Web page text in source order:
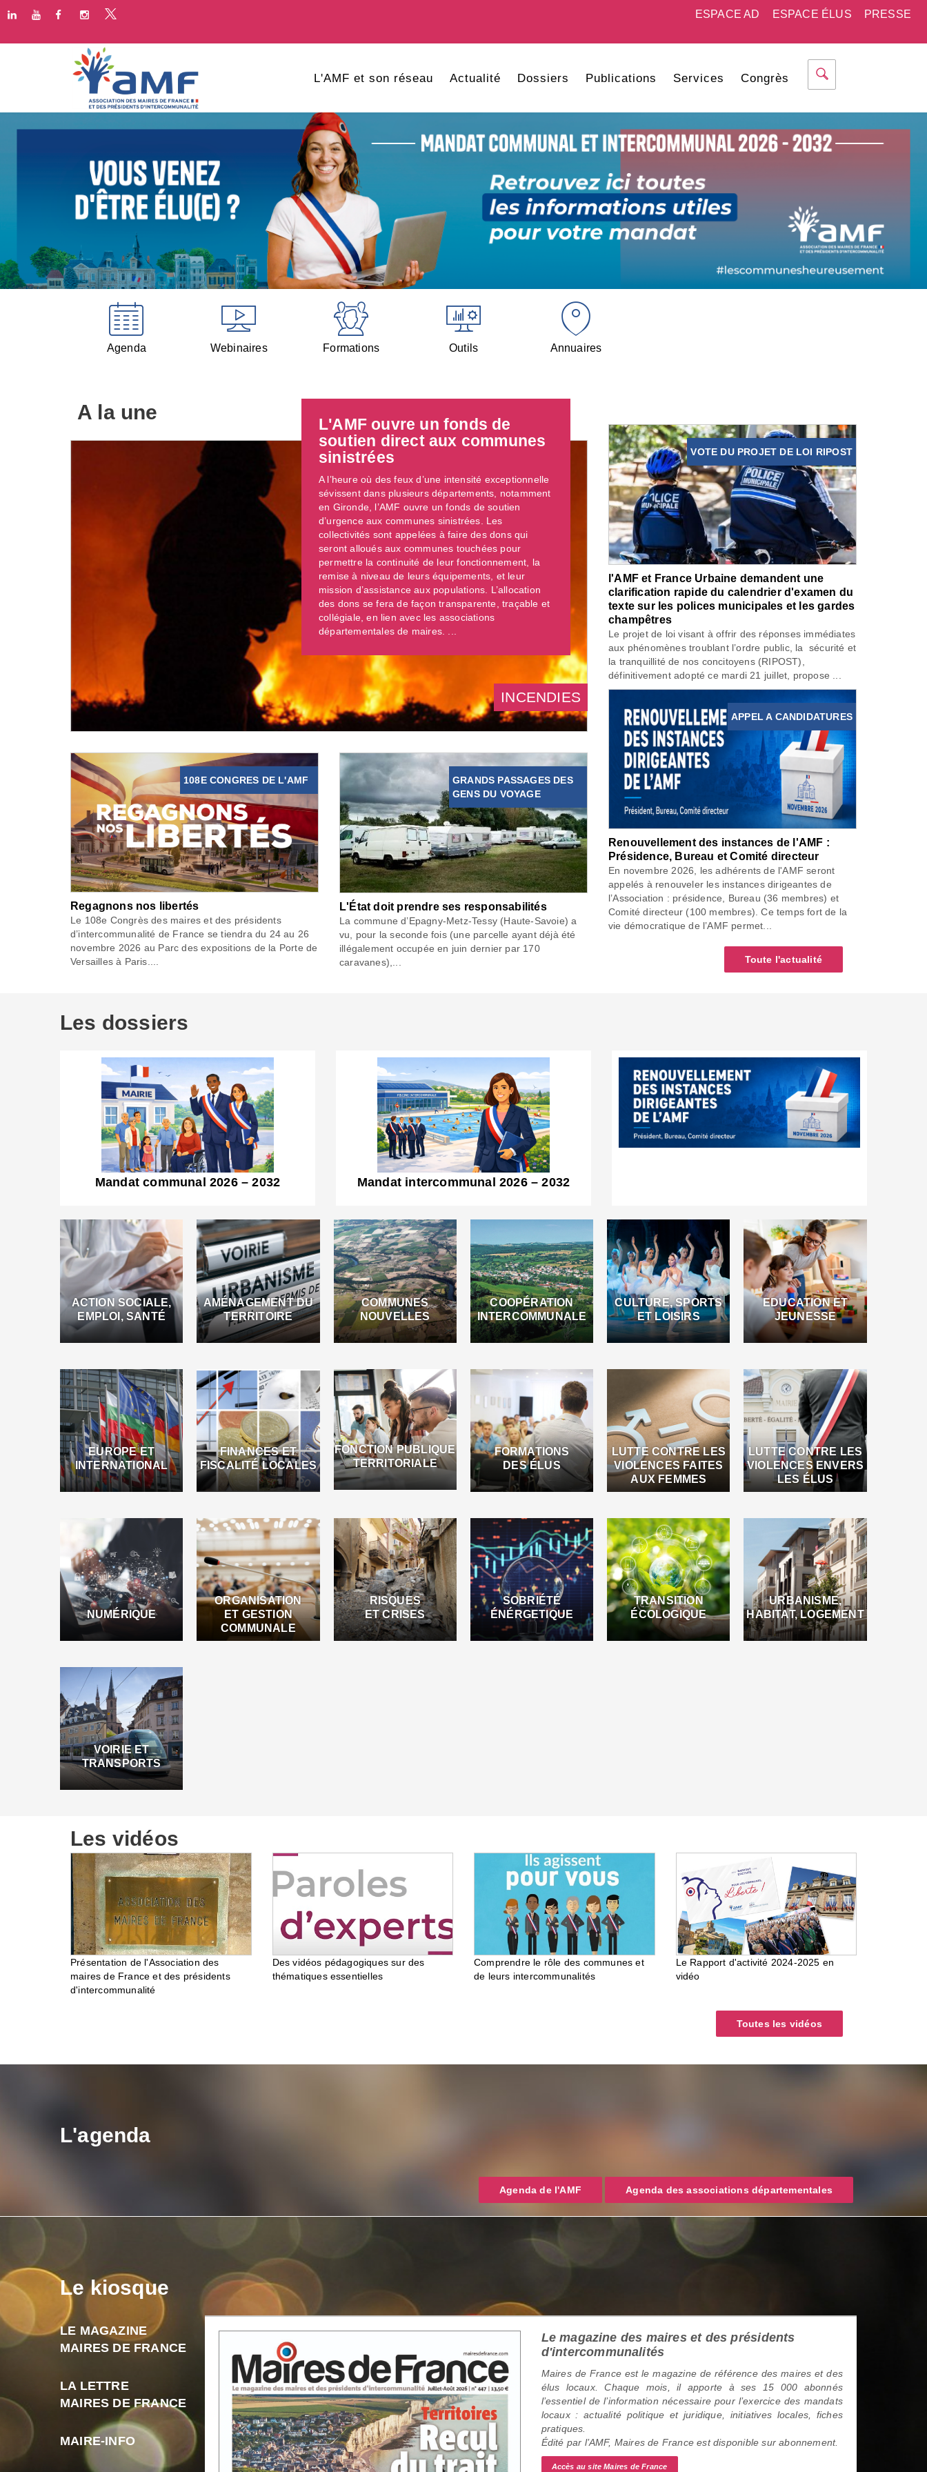
PRESSE
ESPACE ÉLUS
ESPACE AD
L'AMF et son réseau Actualité Dossiers Publications Services Congrès
Agenda Webinaires Formations Outils Annuaires
A la une
L'AMF ouvre un fonds de
soutien direct aux communes
sinistrées
A l’heure où des feux d’une intensité exceptionnelle
sévissent dans plusieurs départements, notamment
en Gironde, l’AMF ouvre un fonds de soutien
d’urgence aux communes sinistrées. Les
collectivités sont appelées à faire des dons qui
seront alloués aux communes touchées pour
permettre la continuité de leur fonctionnement, la
remise à niveau de leurs équipements, et leur
mission d’assistance aux populations. L’allocation
des dons se fera de façon transparente, traçable et
collégiale, en lien avec les associations
départementales de maires. ...
INCENDIES
108E CONGRES DE L'AMF
Regagnons nos libertés
Le 108e Congrès des maires et des présidents
d’intercommunalité de France se tiendra du 24 au 26
novembre 2026 au Parc des expositions de la Porte de
Versailles à Paris....
GRANDS PASSAGES DES
GENS DU VOYAGE
L'État doit prendre ses responsabilités
La commune d’Epagny-Metz-Tessy (Haute-Savoie) a
vu, pour la seconde fois (une parcelle ayant déjà été
illégalement occupée en juin dernier par 170
caravanes),...
VOTE DU PROJET DE LOI RIPOST
l'AMF et France Urbaine demandent une
clarification rapide du calendrier d'examen du
texte sur les polices municipales et les gardes
champêtres
Le projet de loi visant à offrir des réponses immédiates
aux phénomènes troublant l’ordre public, la sécurité et
la tranquillité de nos concitoyens (RIPOST),
définitivement adopté ce mardi 21 juillet, propose ...
APPEL A CANDIDATURES
Renouvellement des instances de l'AMF :
Présidence, Bureau et Comité directeur
En novembre 2026, les adhérents de l'AMF seront
appelés à renouveler les instances dirigeantes de
l’Association : présidence, Bureau (36 membres) et
Comité directeur (100 membres). Ce temps fort de la
vie démocratique de l’AMF permet...
Toute l'actualité
Les dossiers
Mandat communal 2026 – 2032 Mandat intercommunal 2026 – 2032
ACTION SOCIALE,
EMPLOI, SANTÉ
AMÉNAGEMENT DU
TERRITOIRE
COMMUNES
NOUVELLES
COOPÉRATION
INTERCOMMUNALE
CULTURE, SPORTS
ET LOISIRS
EDUCATION ET
JEUNESSE
EUROPE ET
INTERNATIONAL
FINANCES ET
FISCALITÉ LOCALES
FONCTION PUBLIQUE
TERRITORIALE
FORMATIONS
DES ÉLUS
LUTTE CONTRE LES
VIOLENCES FAITES
AUX FEMMES
LUTTE CONTRE LES
VIOLENCES ENVERS
LES ÉLUS
NUMÉRIQUE
ORGANISATION
ET GESTION
COMMUNALE
RISQUES
ET CRISES
SOBRIÉTÉ
ÉNÉRGETIQUE
TRANSITION
ÉCOLOGIQUE
URBANISME,
HABITAT, LOGEMENT
VOIRIE ET
TRANSPORTS
Les vidéos
Présentation de l'Association des
maires de France et des présidents
d'intercommunalité
Des vidéos pédagogiques sur des
thématiques essentielles
Comprendre le rôle des communes et
de leurs intercommunalités
Le Rapport d'activité 2024-2025 en
vidéo
Toutes les vidéos
L'agenda
Agenda de l'AMF Agenda des associations départementales
Le kiosque
LE MAGAZINE
MAIRES DE FRANCE
LA LETTRE
MAIRES DE FRANCE
MAIRE-INFO
Le magazine des maires et des présidents
d'intercommunalités
Maires de France est le magazine de référence des maires et des
élus locaux. Chaque mois, il apporte à ses 15 000 abonnés
l’essentiel de l’information nécessaire pour l’exercice des mandats
locaux : actualité politique et juridique, initiatives locales, fiches
pratiques.
Édité par l’AMF, Maires de France est disponible sur abonnement.
Accès au site Maires de France